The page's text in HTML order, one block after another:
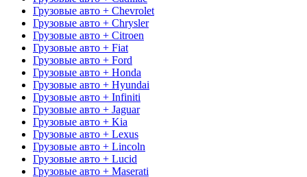
Грузовые авто + Chevrolet
Грузовые авто + Chrysler
Грузовые авто + Citroen
Грузовые авто + Fiat
Грузовые авто + Ford
Грузовые авто + Honda
Грузовые авто + Hyundai
Грузовые авто + Infiniti
Грузовые авто + Jaguar
Грузовые авто + Kia
Грузовые авто + Lexus
Грузовые авто + Lincoln
Грузовые авто + Lucid
Грузовые авто + Maserati